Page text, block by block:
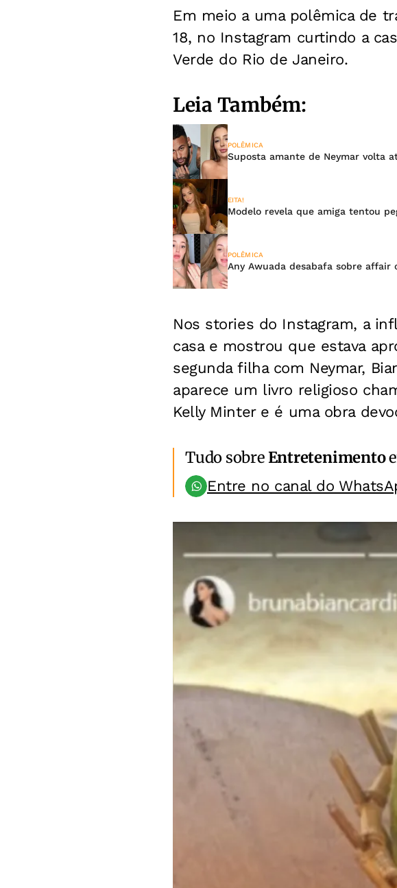
Em meio a uma polêmica de
18, no Instagram curtindo a
Verde do Rio de Janeiro.
Leia Também:
POLÊMICA
Suposta amante de Neymar volta
EITA!
Modelo revela que amiga tentou
POLÊMICA
Any Awuada desabafa sobre affair
Nos stories do Instagram, a
casa e mostrou que estava
segunda filha com Neymar,
aparece um livro religioso
Kelly Minter e é uma obra
Tudo sobreEntretenimento
Entre no canal do